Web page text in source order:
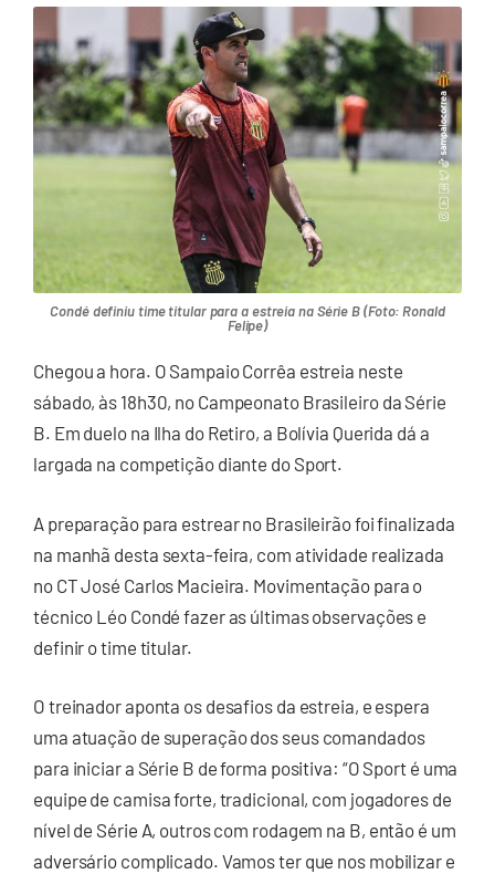
Condé definiu time titular para a estreia na Série B (Foto: Ronald
Felipe)
Chegou a hora. O Sampaio Corrêa estreia neste
sábado, às 18h30, no Campeonato Brasileiro da Série
B. Em duelo na Ilha do Retiro, a Bolívia Querida dá a
largada na competição diante do Sport.
A preparação para estrear no Brasileirão foi finalizada
na manhã desta sexta-feira, com atividade realizada
no CT José Carlos Macieira. Movimentação para o
técnico Léo Condé fazer as últimas observações e
definir o time titular.
O treinador aponta os desafios da estreia, e espera
uma atuação de superação dos seus comandados
para iniciar a Série B de forma positiva: “O Sport é uma
equipe de camisa forte, tradicional, com jogadores de
nível de Série A, outros com rodagem na B, então é um
adversário complicado. Vamos ter que nos mobilizar e